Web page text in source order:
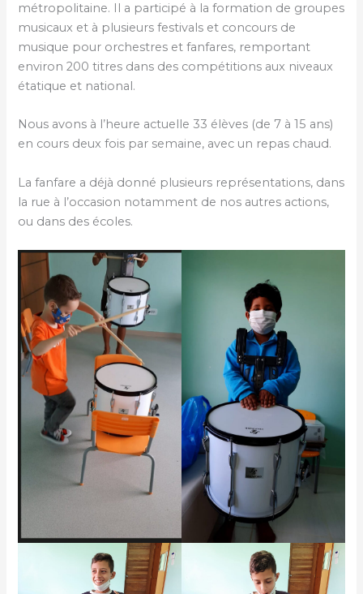
métropolitaine. Il a participé à la formation de groupes
musicaux et à plusieurs festivals et concours de
musique pour orchestres et fanfares, remportant
environ 200 titres dans des compétitions aux niveaux
étatique et national.
Nous avons à l’heure actuelle 33 élèves (de 7 à 15 ans)
en cours deux fois par semaine, avec un repas chaud.
La fanfare a déjà donné plusieurs représentations, dans
la rue à l’occasion notamment de nos autres actions,
ou dans des écoles.